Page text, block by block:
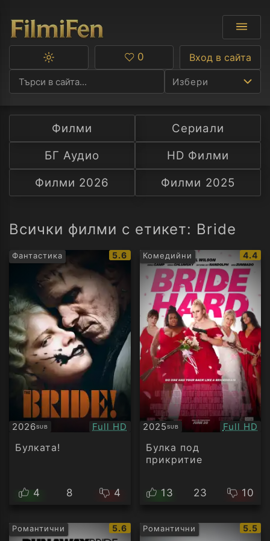
Избери
Ф
С
А
Превключване
тъмна
тема
Любими
0 Вход в сайта
Филми
Сериали
БГ Аудио
HD Филми
Филми 2026
Филми 2025
Всички филми с етикет: Bride
Фантастика
IMDb
рейтинг:
5.6
2026SUB
Субтитри Качество:
Full HD
Булката!
4 8 4
Комедийни
IMDb
4.4
2025SUB
Субтитри Full HD
Булка под
прикритие
13 23 10
Романтични
IMDb
рейтинг:
5.6 Романтични
IMDb
5.5